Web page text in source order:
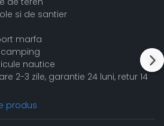
si de santier
marfa
nautice
2-3 zile, garantie 24 luni, retur 14
produs